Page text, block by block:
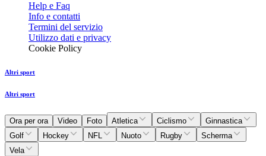
Help e Faq
Info e contatti
Termini del servizio
Utilizzo dati e privacy
Cookie Policy
Altri sport
Altri sport
Ora per ora Video Foto Atletica Ciclismo
Ginnastica
Golf
Hockey NFL Nuoto Rugby
Scherma
Vela